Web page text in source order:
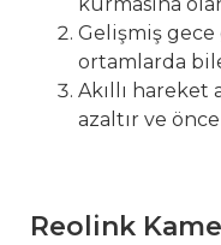
Gelişmiş gece
ortamlarda
Akıllı hareket
azaltır ve
Reolink